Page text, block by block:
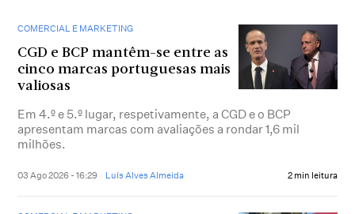
COMERCIAL E MARKETING
CGD e BCP mantêm-se entre as
cinco marcas portuguesas mais
valiosas
Em 4.º e 5.º lugar, respetivamente, a CGD e o BCP
apresentam marcas com avaliações a rondar 1,6 mil
milhões.
03 Ago 2026 - 16:29 Luís Alves Almeida 2 min leitura